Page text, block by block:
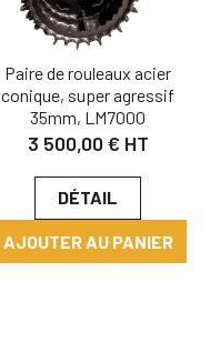
Paire de rouleaux acier
conique, super agressif
35mm, LM7000
3 500,00 € HT
DÉTAIL
AJOUTER AU PANIER